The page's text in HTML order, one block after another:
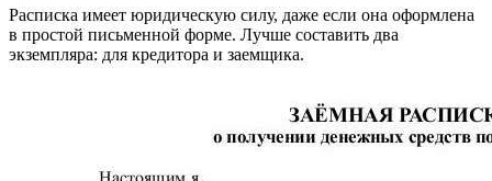
Расписка имеет юридическую силу, даже если она оформлена
в простой письменной форме. Лучше составить два
экземпляра: для кредитора и заемщика.